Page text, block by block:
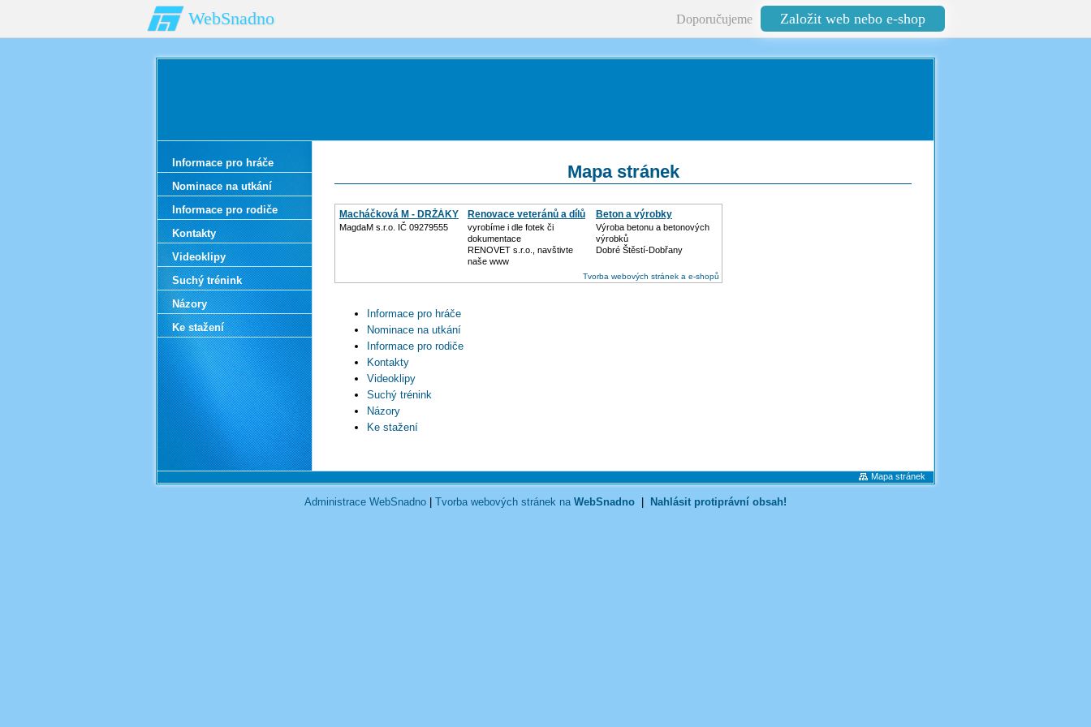
WebSnadno Doporučujeme Založit web nebo e-shop
Mapa stránek
Macháčková M - DRŽÁKY
MagdaM s.r.o. IČ 09279555
Renovace veteránů a dílů
vyrobíme i dle fotek či
dokumentace
RENOVET s.r.o., navštivte
naše www
Beton a výrobky
Výroba betonu a betonových
výrobků
Dobré Štěstí-Dobřany
Tvorba webových stránek a e-shopů
Informace pro hráče
Nominace na utkání
Informace pro rodiče
Kontakty
Videoklipy
Suchý trénink
Názory
Ke stažení
Informace pro hráče
Nominace na utkání
Informace pro rodiče
Kontakty
Videoklipy
Suchý trénink
Názory
Ke stažení
Mapa stránek
Administrace WebSnadno Tvorba webových stránek na WebSnadno Nahlásit protiprávní obsah!